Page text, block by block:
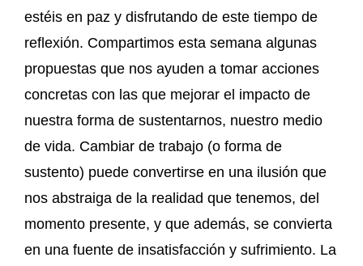
estéis en paz y disfrutando de este tiempo de
reflexión. Compartimos esta semana algunas
propuestas que nos ayuden a tomar acciones
concretas con las que mejorar el impacto de
nuestra forma de sustentarnos, nuestro medio
de vida. Cambiar de trabajo (o forma de
sustento) puede convertirse en una ilusión que
nos abstraiga de la realidad que tenemos, del
momento presente, y que además, se convierta
en una fuente de insatisfacción y sufrimiento. La